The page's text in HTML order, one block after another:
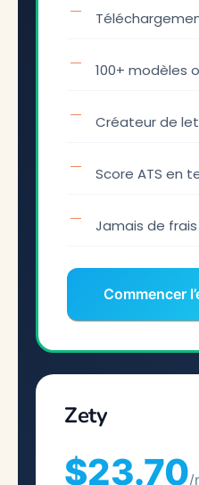
100+ modèles
Créateur de
Score ATS en
Jamais de
Commencer
Zety
$23.70/